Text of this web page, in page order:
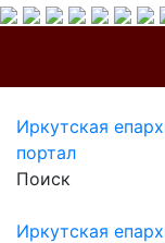
Иркутская
портал
Поиск
Иркутская